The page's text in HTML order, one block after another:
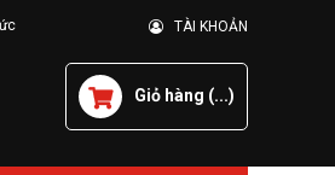
TÀI KHOẢN
Giỏ hàng (...)